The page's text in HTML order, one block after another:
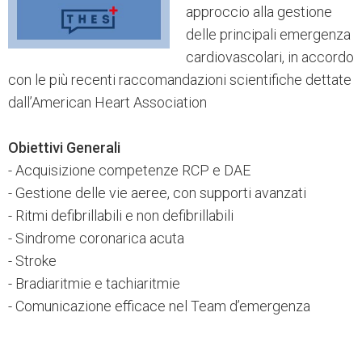
approccio alla gestione
delle principali emergenza
cardiovascolari, in accordo
con le più recenti raccomandazioni scientifiche dettate
dall’American Heart Association
Obiettivi Generali
- Acquisizione competenze RCP e DAE
- Gestione delle vie aeree, con supporti avanzati
- Ritmi defibrillabili e non defibrillabili
- Sindrome coronarica acuta
- Stroke
- Bradiaritmie e tachiaritmie
- Comunicazione efficace nel Team d’emergenza